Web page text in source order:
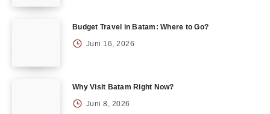
Budget Travel in Batam: Where to Go?
Juni 16, 2026
Why Visit Batam Right Now?
Juni 8, 2026